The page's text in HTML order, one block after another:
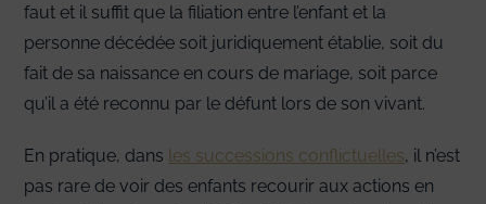
faut et il suffit que la filiation entre l’enfant et la
personne décédée soit juridiquement établie, soit du
fait de sa naissance en cours de mariage, soit parce
qu’il a été reconnu par le défunt lors de son vivant.
En pratique, dans les successions conflictuelles, il n’est
pas rare de voir des enfants recourir aux actions en